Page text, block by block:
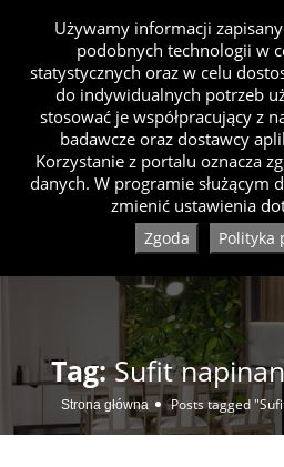
Tag:Sufit
Strona główna Posts tagged
Używamy informacji
podobnych technologii w
statystycznych oraz w celu
do indywidualnych potrzeb
stosować je współpracujący z
badawcze oraz dostawcy
Korzystanie z portalu oznacza
danych. W programie służącym
zmienić ustawienia
Zgoda Polityka